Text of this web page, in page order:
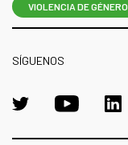
VIOLENCIA DE GÉNERO
SÍGUENOS